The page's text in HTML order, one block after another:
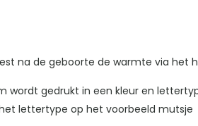
na de geboorte de warmte via het
wordt gedrukt in een kleur en
lettertype op het voorbeeld mutsje